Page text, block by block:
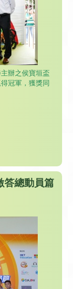
辦之侯寶垣盃
冠軍，獲獎同
答總動員篇